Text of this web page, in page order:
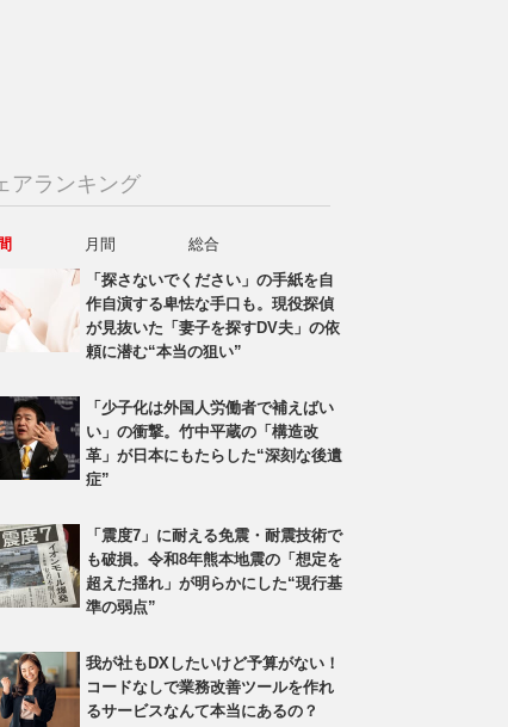
アランキング
月間
総合
「探さないでください」の手紙を自
作自演する卑怯な手口も。現役探偵
が見抜いた「妻子を探すDV夫」の依
頼に潜む“本当の狙い”
「少子化は外国人労働者で補えばい
い」の衝撃。竹中平蔵の「構造改
革」が日本にもたらした“深刻な後遺
症”
「震度7」に耐える免震・耐震技術で
も破損。令和8年熊本地震の「想定を
超えた揺れ」が明らかにした“現行基
準の弱点”
我が社もDXしたいけど予算がない！
コードなしで業務改善ツールを作れ
るサービスなんて本当にあるの？